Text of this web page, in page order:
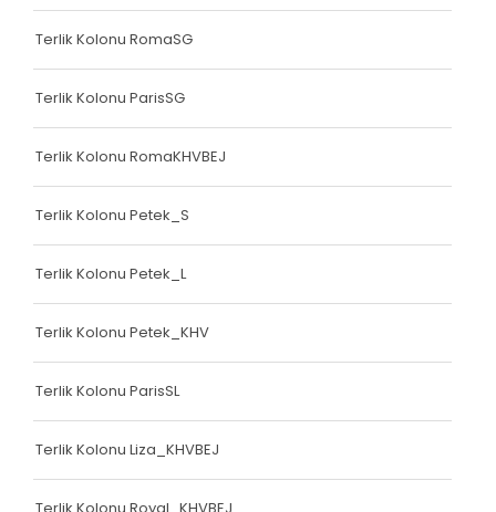
Terlik Kolonu RomaSG
Terlik Kolonu ParisSG
Terlik Kolonu RomaKHVBEJ
Terlik Kolonu Petek_S
Terlik Kolonu Petek_L
Terlik Kolonu Petek_KHV
Terlik Kolonu ParisSL
Terlik Kolonu Liza_KHVBEJ